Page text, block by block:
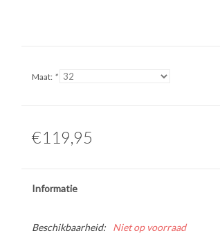
Maat: *
€119,95
Informatie
Beschikbaarheid: Niet op voorraad